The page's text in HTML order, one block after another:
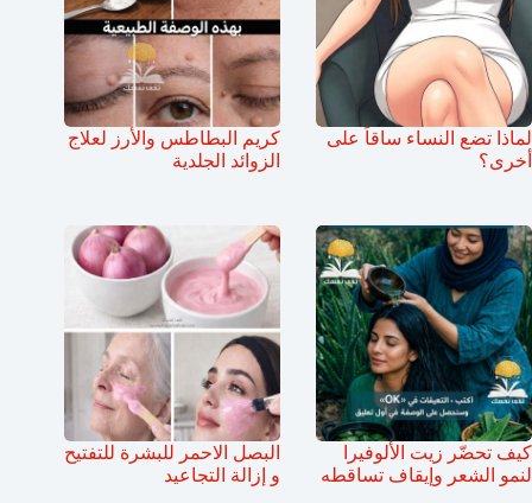
لماذا تضع النساء ساقاً على
أخرى؟
كريم البطاطس والأرز لعلاج
الزوائد الجلدية
كيف تحضّر زيت الألوفيرا
لنمو الشعر وإيقاف تساقطه
البصل الاحمر للبشرة للتفتيح
و إزالة التجاعيد